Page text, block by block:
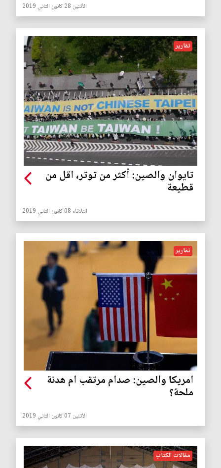
الأثنين 28 كانون الثاني 2019
تقارير
تايوان والصين: أكثر من توتر، اقل من
قطيعة
الثلاثاء 08 كانون الثاني 2019
تقارير
امريكا والصين: صدام مرتقب ام هدنة
ملحة؟
الأثنين 07 كانون الثاني 2019
مقالات الكتاب